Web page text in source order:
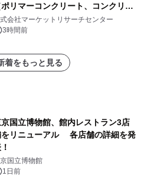
ポリマーコンクリート、コンクリー
プラスチック、金属）・分析レポ
を発表
会社マーケットリサーチセンター
3時間前
着をもっと見る
国立博物館、館内レストラン3店
をリニューアル 各店舗の詳細を発
国立博物館
1日前